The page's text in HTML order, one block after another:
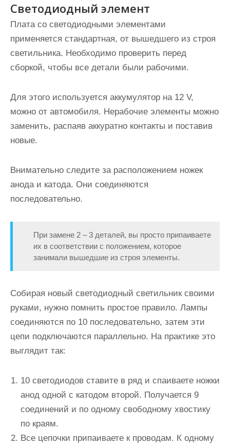
Светодиодный элемент
Плата со светодиодными элементами
применяется стандартная, от вышедшего из строя
светильника. Необходимо проверить перед
сборкой, чтобы все детали были рабочими.
Для этого используется аккумулятор на 12 V,
можно от автомобиля. Нерабочие элементы можно
заменить, распаяв аккуратно контакты и поставив
новые.
Внимательно следите за расположением ножек
анода и катода. Они соединяются
последовательно.
При замене 2 – 3 деталей, вы просто припаиваете
их в соответствии с положением, которое
занимали вышедшие из строя элементы.
Собирая новый светодиодный светильник своими
руками, нужно помнить простое правило. Лампы
соединяются по 10 последовательно, затем эти
цепи подключаются параллельно. На практике это
выглядит так:
10 светодиодов ставите в ряд и спаиваете ножки
анод одной с катодом второй. Получается 9
соединений и по одному свободному хвостику
по краям.
Все цепочки припаиваете к проводам. К одному